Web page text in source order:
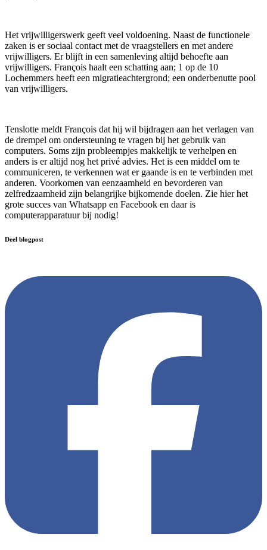
Het vrijwilligerswerk geeft veel voldoening. Naast de functionele
zaken is er sociaal contact met de vraagstellers en met andere
vrijwilligers. Er blijft in een samenleving altijd behoefte aan
vrijwilligers. François haalt een schatting aan; 1 op de 10
Lochemmers heeft een migratieachtergrond; een onderbenutte pool
van vrijwilligers.
Tenslotte meldt François dat hij wil bijdragen aan het verlagen van
de drempel om ondersteuning te vragen bij het gebruik van
computers. Soms zijn probleempjes makkelijk te verhelpen en
anders is er altijd nog het privé advies. Het is een middel om te
communiceren, te verkennen wat er gaande is en te verbinden met
anderen. Voorkomen van eenzaamheid en bevorderen van
zelfredzaamheid zijn belangrijke bijkomende doelen. Zie hier het
grote succes van Whatsapp en Facebook en daar is
computerapparatuur bij nodig!
Deel blogpost